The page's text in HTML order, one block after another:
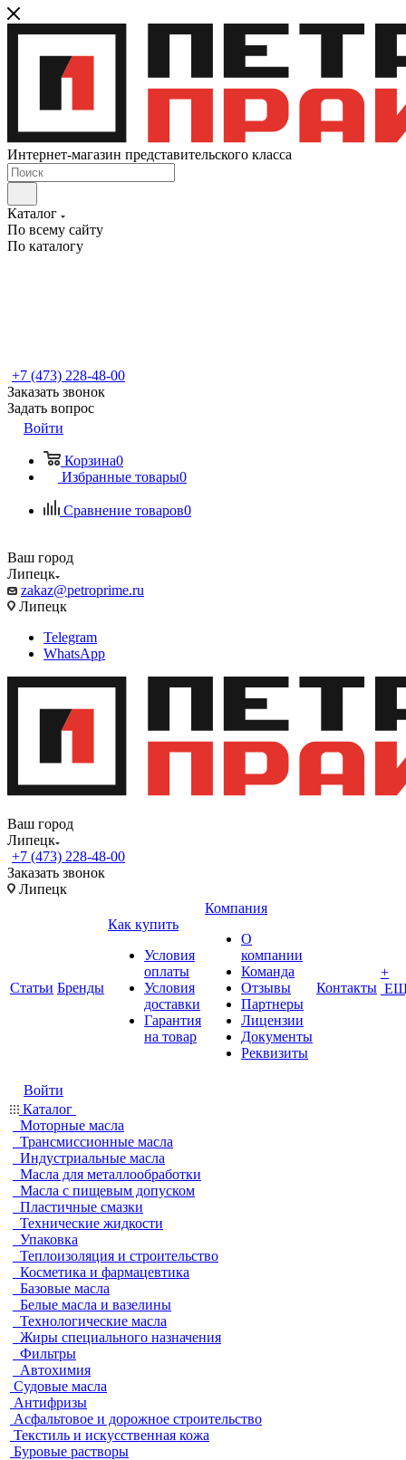
Интернет-магазин представительского класса
Каталог
По всему сайту
По каталогу
+7 (473) 228-48-00
Заказать звонок
Задать вопрос
Войти
Корзина0
Избранные товары0
Сравнение товаров0
Ваш город
Липецк
zakaz@petroprime.ru
Липецк
Telegram
WhatsApp
Ваш город
Липецк
+7 (473) 228-48-00
Заказать звонок
Липецк
Статьи Бренды
Как купить
Условия
оплаты
Условия
доставки
Гарантия
на товар
Компания
О
компании
Команда
Отзывы
Партнеры
Лицензии
Документы
Реквизиты
Контакты
+
Войти
Каталог
Моторные масла
Трансмиссионные масла
Индустриальные масла
Масла для металлообработки
Масла с пищевым допуском
Пластичные смазки
Технические жидкости
Упаковка
Теплоизоляция и строительство
Косметика и фармацевтика
Базовые масла
Белые масла и вазелины
Технологические масла
Жиры специального назначения
Фильтры
Автохимия
Судовые масла
Антифризы
Асфальтовое и дорожное строительство
Текстиль и искусственная кожа
Буровые растворы